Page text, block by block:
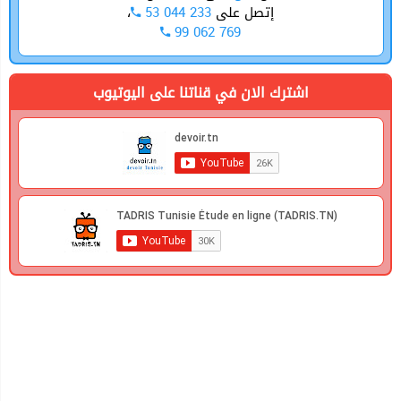
إتصل على 53 044 233 ،
99 062 769
اشترك الان في قناتنا على اليوتيوب